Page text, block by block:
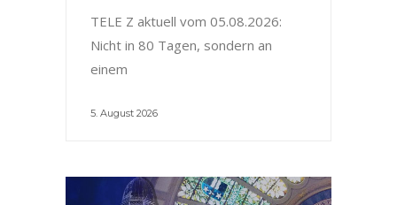
TELE Z aktuell vom 05.08.2026:
Nicht in 80 Tagen, sondern an
einem
5. August 2026